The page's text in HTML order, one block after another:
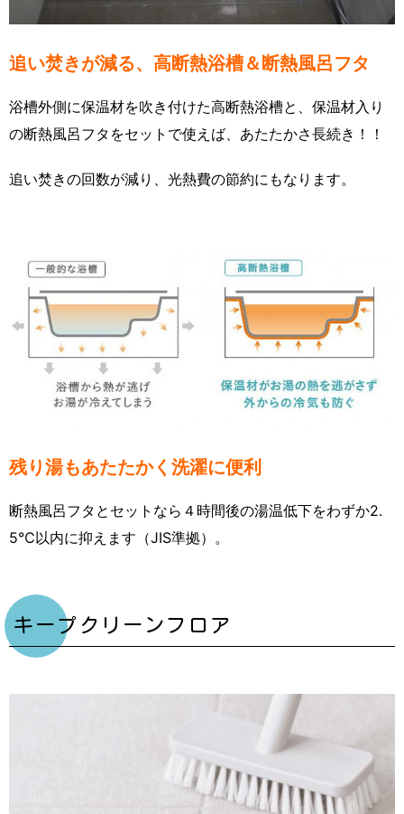
追い焚きが減る、高断熱浴槽＆断熱風呂フタ
浴槽外側に保温材を吹き付けた高断熱浴槽と、保温材入り
の断熱風呂フタをセットで使えば、あたたかさ長続き！！
追い焚きの回数が減り、光熱費の節約にもなります。
残り湯もあたたかく洗濯に便利
断熱風呂フタとセットなら４時間後の湯温低下をわずか2.
5℃以内に抑えます（JIS準拠）。
キープクリーンフロア